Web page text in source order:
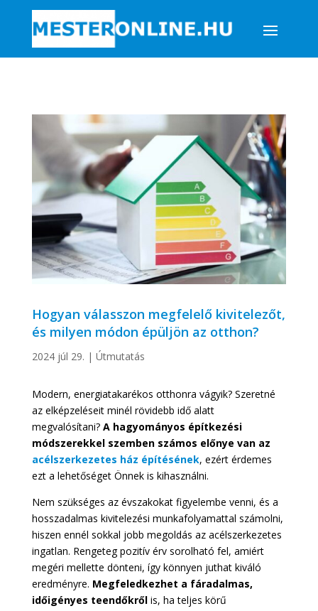
Hogyan válasszon megfelelő kivitelezőt,
és milyen módon épüljön az otthon?
2024 júl 29. | Útmutatás
Modern, energiatakarékos otthonra vágyik? Szeretné
az elképzeléseit minél rövidebb idő alatt
megvalósítani? A hagyományos építkezési
módszerekkel szemben számos előnye van az
acélszerkezetes ház építésének, ezért érdemes
ezt a lehetőséget Önnek is kihasználni.
Nem szükséges az évszakokat figyelembe venni, és a
hosszadalmas kivitelezési munkafolyamattal számolni,
hiszen ennél sokkal jobb megoldás az acélszerkezetes
ingatlan. Rengeteg pozitív érv sorolható fel, amiért
megéri mellette dönteni, így könnyen juthat kiváló
eredményre. Megfeledkezhet a fáradalmas,
időigényes teendőkrőlis, ha teljes körű